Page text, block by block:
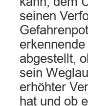
seinen
abgestellt,
sein
erhöhter
hat und ob